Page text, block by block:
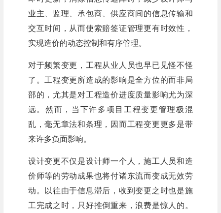
业主、监理、承包商、供应商间的信息传输和
交互时间，从而使索赔签证管理更有时效性，
实现造价的动态控制和有序管理。
对于频繁变更，工程从业人员也早已见怪不怪
了。工程变更所造成的影响是全方位的而非局
部的，尤其是对工程造价进度质量影响尤为深
远。然而，当下许多项目工程变更管理极混
乱，毫无章法和条理，因而工程变更更多是带
来许多负面影响。
设计变更不仅是设计师一个人，施工人员和造
价师等的劳动成果也将付诸东流而变成无效劳
动。以往由于信息滞后，收到变更之时也是施
工完成之时，只好推倒重来，浪费是惊人的。